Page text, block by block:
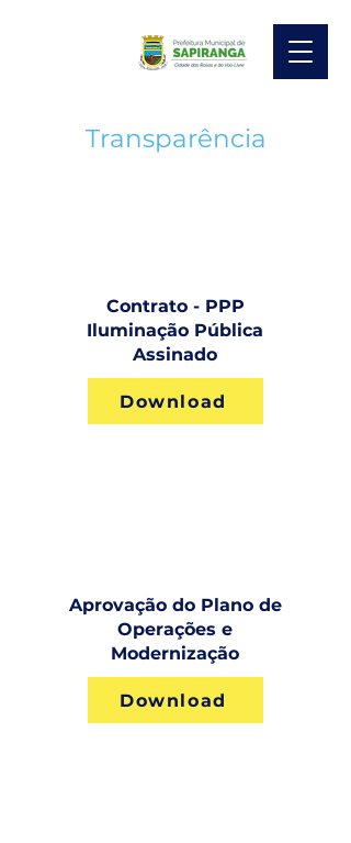
Transparência
Contrato - PPP
Iluminação Pública
Assinado
Download
Aprovação do Plano de
Operações e
Modernização
Download